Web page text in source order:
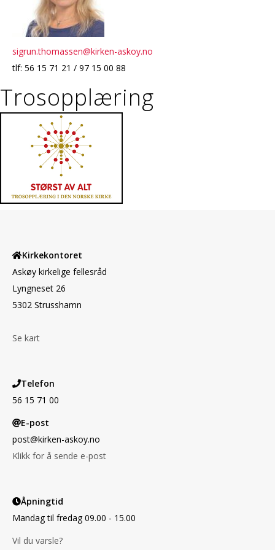
sigrun.thomassen@kirken-askoy.no
tlf: 56 15 71 21 / 97 15 00 88
Trosopplæring
Kirkekontoret
Askøy kirkelige fellesråd
Lyngneset 26
5302 Strusshamn
Se kart
Telefon
56 15 71 00
E-post
post@kirken-askoy.no
Klikk for å sende e-post
Åpningtid
Mandag til fredag 09.00 - 15.00
Vil du varsle?